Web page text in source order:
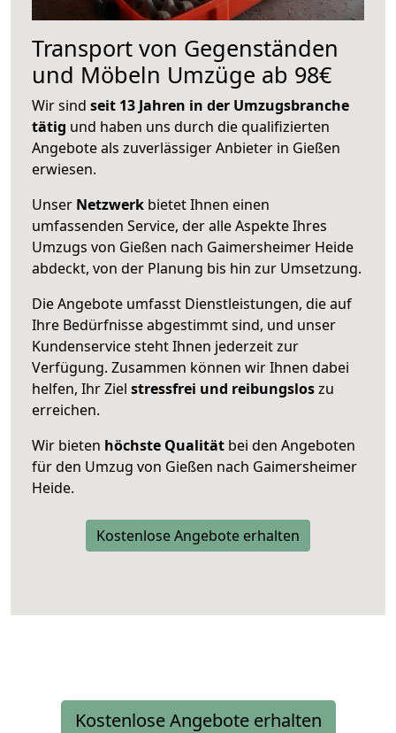
Transport von Gegenständen
und Möbeln Umzüge ab 98€
Wir sind seit 13 Jahren in der Umzugsbranche
tätig und haben uns durch die qualifizierten
Angebote als zuverlässiger Anbieter in Gießen
erwiesen.
Unser Netzwerk bietet Ihnen einen
umfassenden Service, der alle Aspekte Ihres
Umzugs von Gießen nach Gaimersheimer Heide
abdeckt, von der Planung bis hin zur Umsetzung.
Die Angebote umfasst Dienstleistungen, die auf
Ihre Bedürfnisse abgestimmt sind, und unser
Kundenservice steht Ihnen jederzeit zur
Verfügung. Zusammen können wir Ihnen dabei
helfen, Ihr Ziel stressfrei und reibungsloszu
erreichen.
Wir bieten höchste Qualität bei den Angeboten
für den Umzug von Gießen nach Gaimersheimer
Heide.
Kostenlose Angebote erhalten
Kostenlose Angebote erhalten